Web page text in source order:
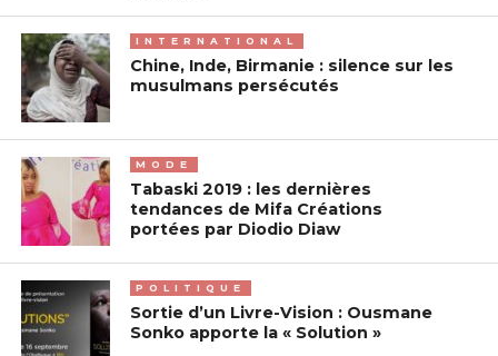
INTERNATIONAL
Chine, Inde, Birmanie : silence sur les
musulmans persécutés
MODE
Tabaski 2019 : les dernières
tendances de Mifa Créations
portées par Diodio Diaw
POLITIQUE
Sortie d’un Livre-Vision : Ousmane
Sonko apporte la « Solution »